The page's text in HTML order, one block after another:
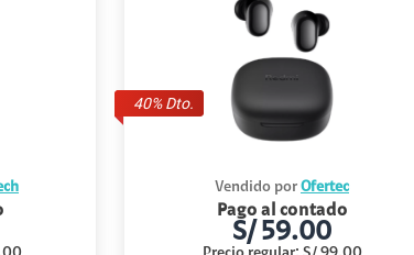
40% Dto.
Vendido por Ofertec
Pago al contado
S/ 59.00